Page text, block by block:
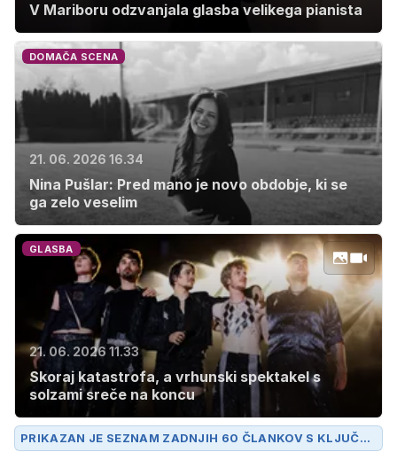
V Mariboru odzvanjala glasba velikega pianista
DOMAČA SCENA
21. 06. 2026 16.34
Nina Pušlar: Pred mano je novo obdobje, ki se
ga zelo veselim
GLASBA
21. 06. 2026 11.33
Skoraj katastrofa, a vrhunski spektakel s
solzami sreče na koncu
PRIKAZAN JE SEZNAM ZADNJIH 60 ČLANKOV S KLJUČN